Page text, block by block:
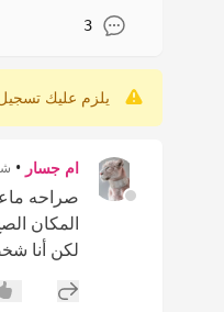
3
يلزم عليك تسجيل
ام جسار •
صراحه
المكان
لكن أنا
إضافة رد